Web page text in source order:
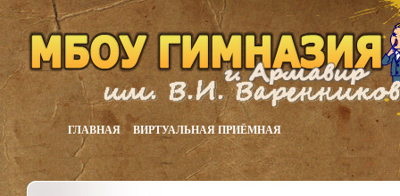
ГЛАВНАЯ ВИРТУАЛЬНАЯ ПРИЁМНАЯ